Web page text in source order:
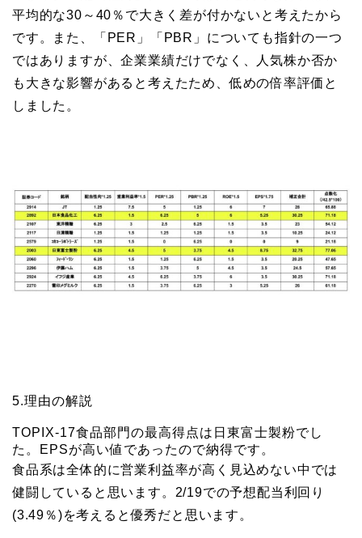
平均的な30～40％で大きく差が付かないと考えたから
です。また、「PER」「PBR」についても指針の一つ
ではありますが、企業業績だけでなく、人気株か否か
も大きな影響があると考えたため、低めの倍率評価と
しました。
5.理由の解説
TOPIX-17食品部門の最高得点は日東富士製粉でし
た。EPSが高い値であったので納得です。
食品系は全体的に営業利益率が高く見込めない中では
健闘していると思います。2/19での予想配当利回り
(3.49％)を考えると優秀だと思います。